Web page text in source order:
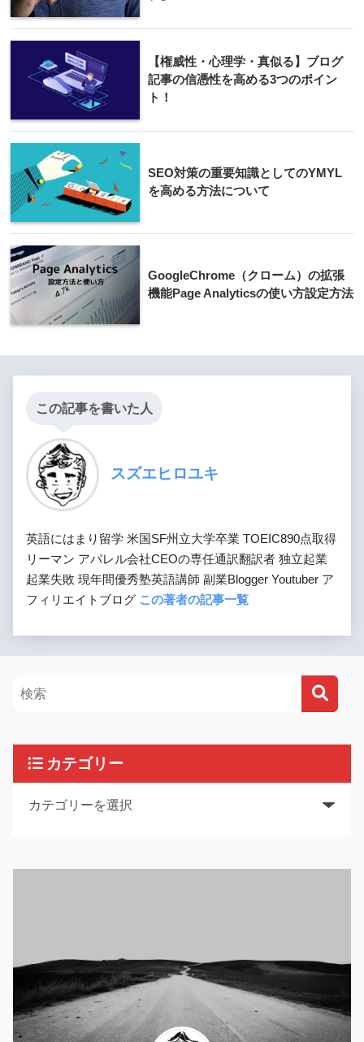
【権威性・心理学・真似る】ブログ
記事の信憑性を高める3つのポイン
ト！
SEO対策の重要知識としてのYMYL
を高める方法について
GoogleChrome（クローム）の拡張
機能Page Analyticsの使い方設定方法
この記事を書いた人
スズエヒロユキ
英語にはまり留学 米国SF州立大学卒業 TOEIC890点取得
リーマン アパレル会社CEOの専任通訳翻訳者 独立起業
起業失敗 現年間優秀塾英語講師 副業Blogger Youtuber ア
フィリエイトブログ この著者の記事一覧
カテゴリー